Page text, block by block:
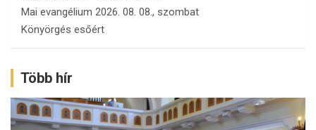
Mai evangélium 2026. 08. 08., szombat
Könyörgés esőért
Több hír